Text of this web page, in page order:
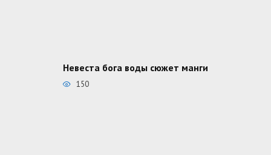
Невеста бога воды сюжет манги
150